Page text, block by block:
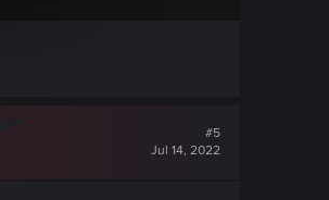
#5
Jul 14, 2022